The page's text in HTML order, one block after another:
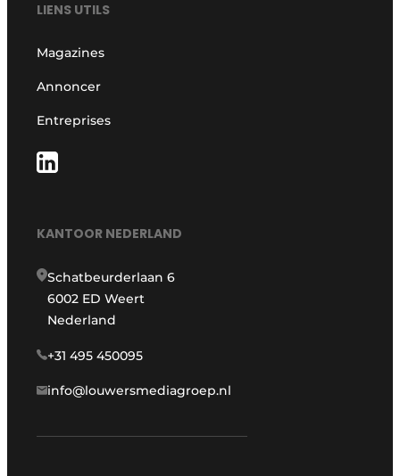
LIENS UTILS
Magazines
Annoncer
Entreprises
KANTOOR NEDERLAND
Schatbeurderlaan 6
6002 ED Weert
Nederland
+31 495 450095
info@louwersmediagroep.nl